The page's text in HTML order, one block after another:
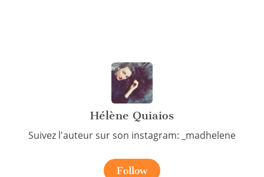
Hélène Quiaios
Suivez l'auteur sur son instagram: _madhelene
Follow